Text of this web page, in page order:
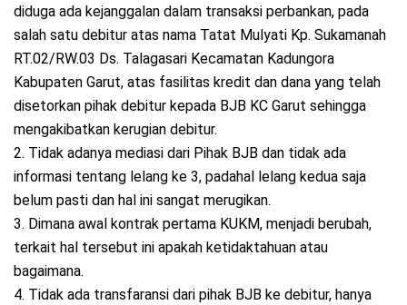
diduga ada kejanggalan dalam transaksi perbankan, pada
salah satu debitur atas nama Tatat Mulyati Kp. Sukamanah
RT.02/RW.03 Ds. Talagasari Kecamatan Kadungora
Kabupaten Garut, atas fasilitas kredit dan dana yang telah
disetorkan pihak debitur kepada BJB KC Garut sehingga
mengakibatkan kerugian debitur.
2. Tidak adanya mediasi dari Pihak BJB dan tidak ada
informasi tentang lelang ke 3, padahal lelang kedua saja
belum pasti dan hal ini sangat merugikan.
3. Dimana awal kontrak pertama KUKM, menjadi berubah,
terkait hal tersebut ini apakah ketidaktahuan atau
bagaimana.
4. Tidak ada transfaransi dari pihak BJB ke debitur, hanya